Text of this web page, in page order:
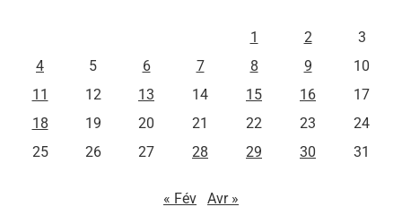
1
2
3
4
5 6 7 8 9
10
11
12 13 14 15 16
17
18
19 20 21 22 23
24
25
26 27 28 29 30 31
« Fév Avr »